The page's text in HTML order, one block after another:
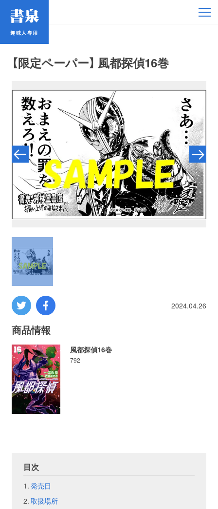
趣味人専用
【限定ペーパー】 風都探偵16巻
2024.04.26
商品情報
風都探偵16巻
792
目次
発売日
取扱場所
趣味人専用
アイドル
鉄道・バス
コミック・ラノベ
占い
数学
コンピューター
ミリタリー
その他
イベント
フェア